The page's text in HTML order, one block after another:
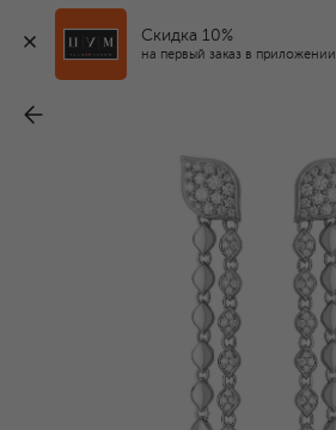
Скидка 10%
на первый заказ в приложении
CASATO